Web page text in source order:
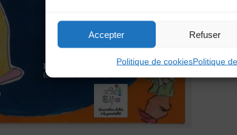
Accepter Refuser
Politique de cookiesPolitique